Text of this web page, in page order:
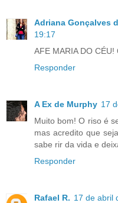
Adriana Gonçalves
19:17
AFE MARIA DO CÉU!
Responder
A Ex de Murphy 17
Muito bom! O riso é
mas acredito que
sabe rir da vida e
Responder
Rafael R. 17 de abril